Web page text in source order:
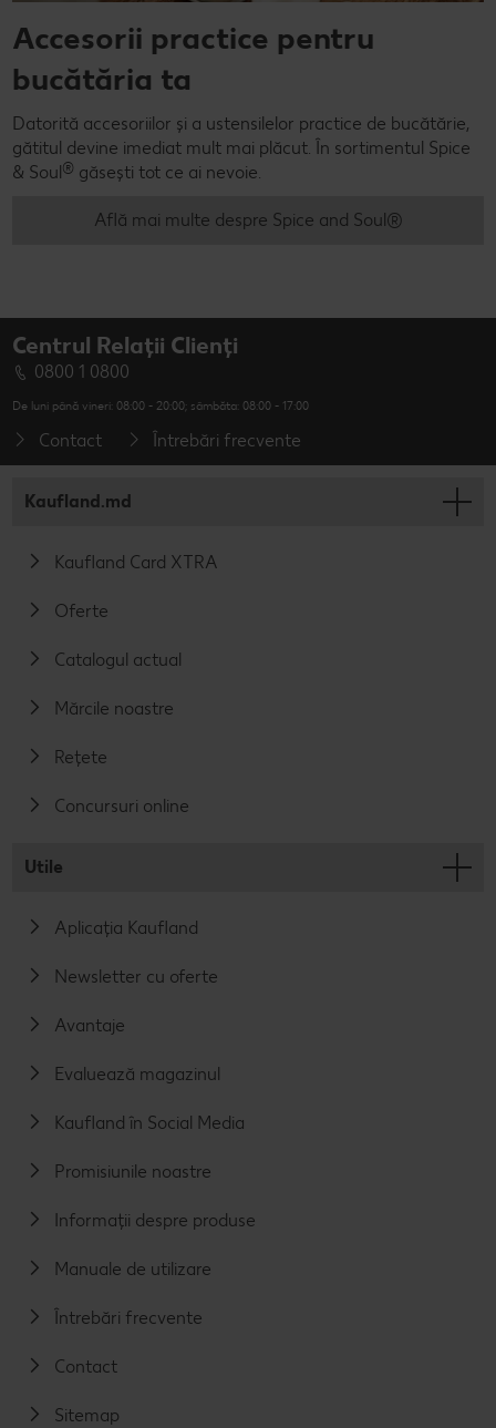
Accesorii practice pentru
bucătăria ta
Datorită accesoriilor și a ustensilelor practice de bucătărie,
gătitul devine imediat mult mai plăcut. În sortimentul Spice
& Soul® găsești tot ce ai nevoie.
Află mai multe despre Spice and Soul®
Centrul Relații Clienți
0800 1 0800
De luni până vineri: 08:00 - 20:00; sâmbăta: 08:00 - 17:00
Contact Întrebări frecvente
Kaufland.md
Kaufland Card XTRA
Oferte
Catalogul actual
Mărcile noastre
Rețete
Concursuri online
Utile
Aplicația Kaufland
Newsletter cu oferte
Avantaje
Evaluează magazinul
Kaufland în Social Media
Promisiunile noastre
Informații despre produse
Manuale de utilizare
Întrebări frecvente
Contact
Sitemap